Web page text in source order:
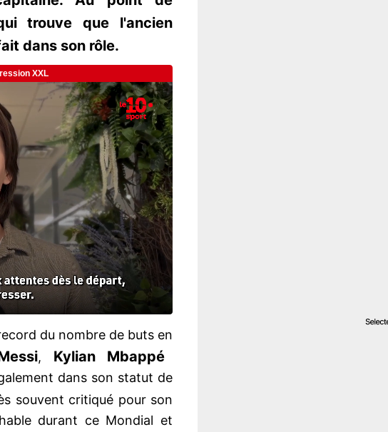
trouve que l'ancien
dans son rôle.
du nombre de buts en
, Kylian Mbappé
dans son statut de
souvent critiqué pour son
durant ce Mondial et